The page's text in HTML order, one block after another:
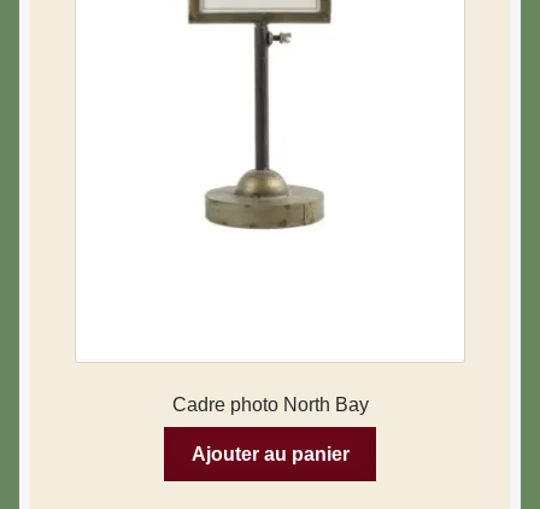
Cadre photo North Bay
Ajouter au panier